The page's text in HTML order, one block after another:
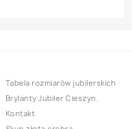
Tabela rozmiarów jubilerskich
Brylanty Jubiler Cieszyn.
Kontakt